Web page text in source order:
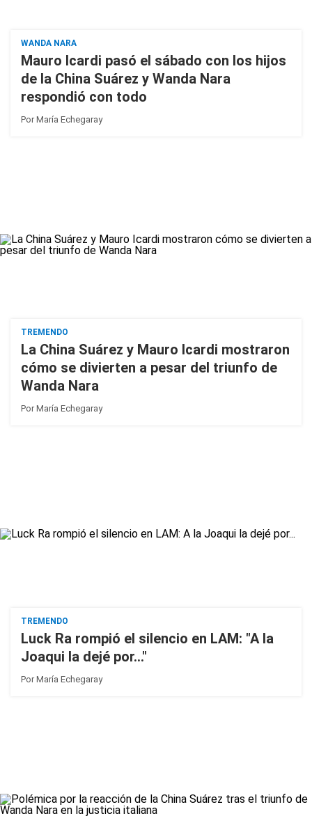
WANDA NARA
Mauro Icardi pasó el sábado con los hijos
de la China Suárez y Wanda Nara
respondió con todo
PorMaría Echegaray
TREMENDO
La China Suárez y Mauro Icardi mostraron
cómo se divierten a pesar del triunfo de
Wanda Nara
PorMaría Echegaray
TREMENDO
Luck Ra rompió el silencio en LAM: "A la
Joaqui la dejé por..."
PorMaría Echegaray